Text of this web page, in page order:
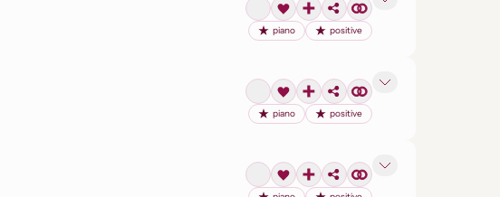
piano positive
piano positive